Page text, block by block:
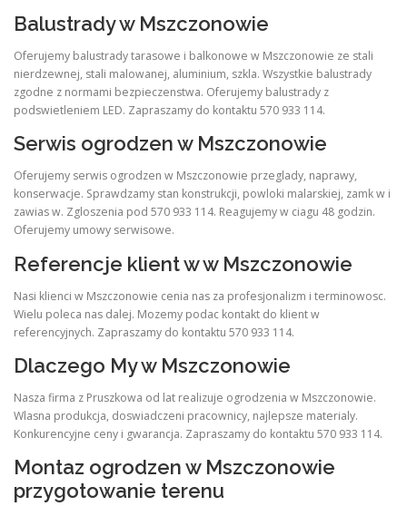
Balustrady w Mszczonowie
Oferujemy balustrady tarasowe i balkonowe w Mszczonowie ze stali
nierdzewnej, stali malowanej, aluminium, szkla. Wszystkie balustrady
zgodne z normami bezpieczenstwa. Oferujemy balustrady z
podswietleniem LED. Zapraszamy do kontaktu 570 933 114.
Serwis ogrodzen w Mszczonowie
Oferujemy serwis ogrodzen w Mszczonowie przeglady, naprawy,
konserwacje. Sprawdzamy stan konstrukcji, powloki malarskiej, zamk w i
zawias w. Zgloszenia pod 570 933 114. Reagujemy w ciagu 48 godzin.
Oferujemy umowy serwisowe.
Referencje klient w w Mszczonowie
Nasi klienci w Mszczonowie cenia nas za profesjonalizm i terminowosc.
Wielu poleca nas dalej. Mozemy podac kontakt do klient w
referencyjnych. Zapraszamy do kontaktu 570 933 114.
Dlaczego My w Mszczonowie
Nasza firma z Pruszkowa od lat realizuje ogrodzenia w Mszczonowie.
Wlasna produkcja, doswiadczeni pracownicy, najlepsze materialy.
Konkurencyjne ceny i gwarancja. Zapraszamy do kontaktu 570 933 114.
Montaz ogrodzen w Mszczonowie
przygotowanie terenu